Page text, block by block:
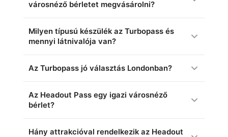
városnéző bérletet megvásárolni?
Milyen típusú készülék az Turbopass és
mennyi látnivalója van?
Az Turbopass jó választás Londonban?
Az Headout Pass egy igazi városnéző
bérlet?
Hány attrakcióval rendelkezik az Headout